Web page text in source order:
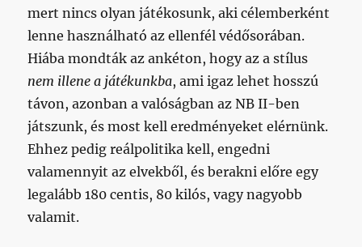
mert nincs olyan játékosunk, aki célemberként
lenne használható az ellenfél védősorában.
Hiába mondták az ankéton, hogy az a stílus
nem illene a játékunkba, ami igaz lehet hosszú
távon, azonban a valóságban az NB II-ben
játszunk, és most kell eredményeket elérnünk.
Ehhez pedig reálpolitika kell, engedni
valamennyit az elvekből, és berakni előre egy
legalább 180 centis, 80 kilós, vagy nagyobb
valamit.